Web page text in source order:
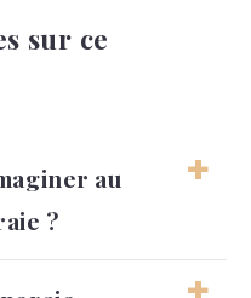
sur ce
au
?
entre